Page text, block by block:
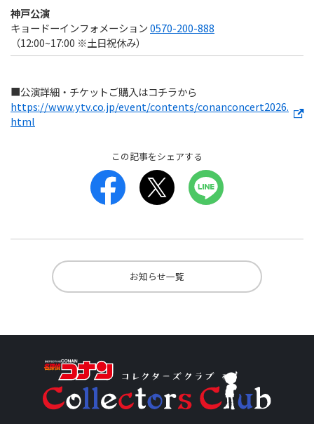
神戸公演
キョードーインフォメーション0570-200-888
（12:00~17:00 ※土日祝休み）
■公演詳細・チケットご購入はコチラから
https://www.ytv.co.jp/event/contents/conanconcert2026.
html
この記事をシェアする
お知らせ一覧